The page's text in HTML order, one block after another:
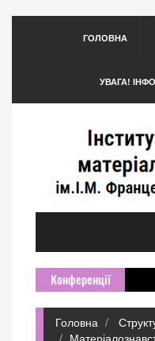
ГОЛОВНА
УВАГА!
Конференції
Головна